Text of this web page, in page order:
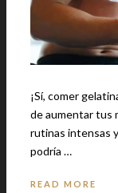
¡Sí, comer gelatina es la
de aumentar tus
rutinas intensas
podría …
READ MORE